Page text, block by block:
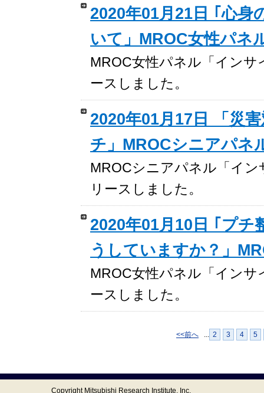
2020年01月21日 ｢心身
いて」MROC女性パネ
MROC女性パネル「インサ
ースしました。
2020年01月17日 「災
チ」MROCシニアパネ
MROCシニアパネル「イン
リースしました。
2020年01月10日 ｢プチ
うしていますか？」
MROC女性パネル「インサ
ースしました。
<<前へ 2 3 4 5
Copyright Mitsubishi Research Institute, Inc.